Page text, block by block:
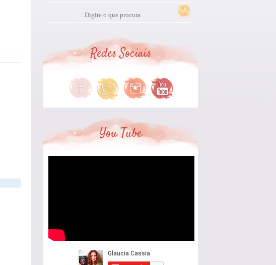
Redes Sociais
You Tube